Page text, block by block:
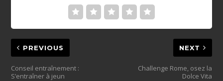
PREVIOUS
Conseil entraînement :
S’entraîner à jeun
NEXT
Challenge Rome, osez la
Dolce Vita